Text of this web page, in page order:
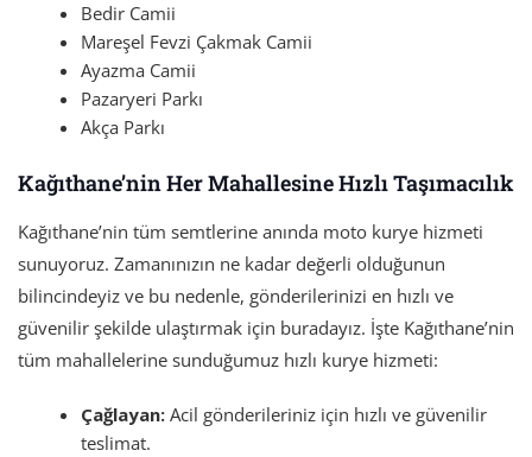
Bedir Camii
Mareşel Fevzi Çakmak Camii
Ayazma Camii
Pazaryeri Parkı
Akça Parkı
Kağıthane’nin Her Mahallesine Hızlı Taşımacılık
Kağıthane’nin tüm semtlerine anında moto kurye hizmeti
sunuyoruz. Zamanınızın ne kadar değerli olduğunun
bilincindeyiz ve bu nedenle, gönderilerinizi en hızlı ve
güvenilir şekilde ulaştırmak için buradayız. İşte Kağıthane’nin
tüm mahallelerine sunduğumuz hızlı kurye hizmeti:
Çağlayan: Acil gönderileriniz için hızlı ve güvenilir
teslimat.